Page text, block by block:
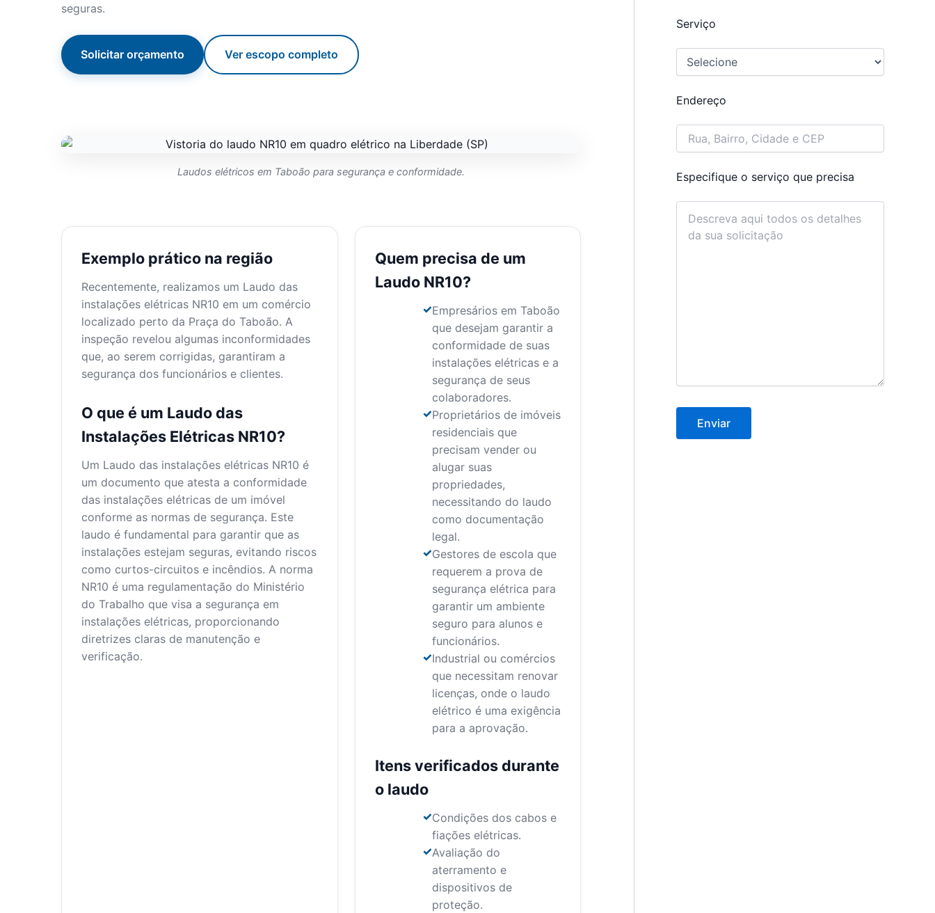
seguras.
Solicitar orçamento Ver escopo completo
Laudos elétricos em Taboão para segurança e conformidade.
Exemplo prático na região
Recentemente, realizamos um Laudo das
instalações elétricas NR10 em um comércio
localizado perto da Praça do Taboão. A
inspeção revelou algumas inconformidades
que, ao serem corrigidas, garantiram a
segurança dos funcionários e clientes.
O que é um Laudo das
Instalações Elétricas NR10?
Um Laudo das instalações elétricas NR10 é
um documento que atesta a conformidade
das instalações elétricas de um imóvel
conforme as normas de segurança. Este
laudo é fundamental para garantir que as
instalações estejam seguras, evitando riscos
como curtos-circuitos e incêndios. A norma
NR10 é uma regulamentação do Ministério
do Trabalho que visa a segurança em
instalações elétricas, proporcionando
diretrizes claras de manutenção e
verificação.
Quem precisa de um
Laudo NR10?
Empresários em Taboão
que desejam garantir a
conformidade de suas
instalações elétricas e a
segurança de seus
colaboradores.
Proprietários de imóveis
residenciais que
precisam vender ou
alugar suas
propriedades,
necessitando do laudo
como documentação
legal.
Gestores de escola que
requerem a prova de
segurança elétrica para
garantir um ambiente
seguro para alunos e
funcionários.
Industrial ou comércios
que necessitam renovar
licenças, onde o laudo
elétrico é uma exigência
para a aprovação.
Itens verificados durante
o laudo
Condições dos cabos e
fiações elétricas.
Avaliação do
aterramento e
dispositivos de
proteção.
Serviço
Endereço
Especifique o serviço que precisa